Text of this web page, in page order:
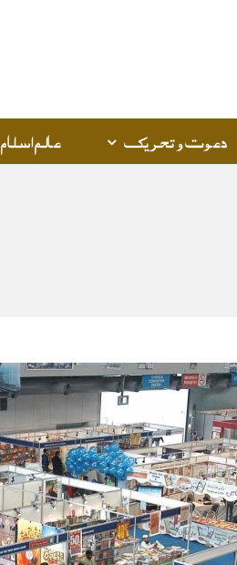
دعوت و تحریک عالم اسلام